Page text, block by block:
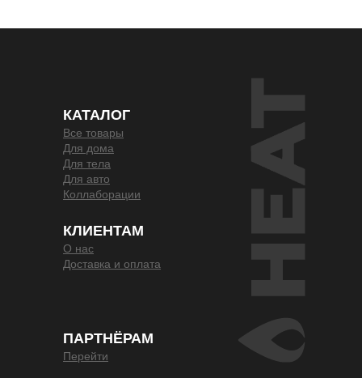
КЛИЕНТАМ
О нас
Доставка и оплата
ПАРТНЁРАМ
Перейти
КАТАЛОГ
Все товары
Для дома
Для тела
Для авто
Коллаборации